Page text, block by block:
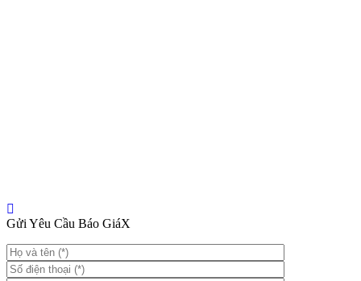
Gửi Yêu Cầu Báo GiáX